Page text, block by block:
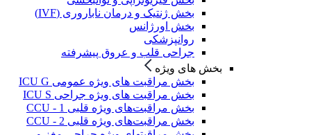
بخش ژنتیک و درمان ناباروری (IVF)
بخش اورژانس
روانپزشکی
جراحی قلب و عروق پیشرفته
بخش های ویژه
بخش مراقبت های ویژه عمومی ICU G
بخش مراقبت های ویژه جراحی ICU S
بخش مراقبت‌های ویژه قلبی CCU - 1
بخش مراقبت‌های ویژه قلبی CCU - 2